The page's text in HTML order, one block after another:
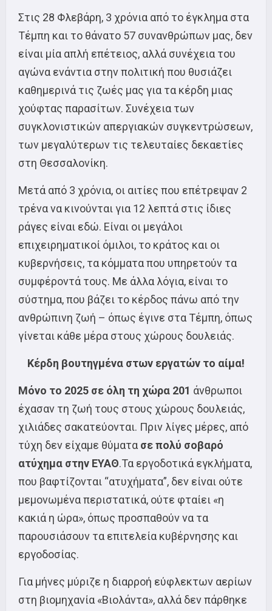
Στις 28 Φλεβάρη, 3 χρόνια από το έγκλημα στα
Τέμπη και το θάνατο 57 συνανθρώπων μας, δεν
είναι μία απλή επέτειος, αλλά συνέχεια του
αγώνα ενάντια στην πολιτική που θυσιάζει
καθημερινά τις ζωές μας για τα κέρδη μιας
χούφτας παρασίτων. Συνέχεια των
συγκλονιστικών απεργιακών συγκεντρώσεων,
των μεγαλύτερων τις τελευταίες δεκαετίες
στη Θεσσαλονίκη.
Μετά από 3 χρόνια, οι αιτίες που επέτρεψαν 2
τρένα να κινούνται για 12 λεπτά στις ίδιες
ράγες είναι εδώ. Είναι οι μεγάλοι
επιχειρηματικοί όμιλοι, το κράτος και οι
κυβερνήσεις, τα κόμματα που υπηρετούν τα
συμφέροντά τους. Με άλλα λόγια, είναι το
σύστημα, που βάζει το κέρδος πάνω από την
ανθρώπινη ζωή – όπως έγινε στα Τέμπη, όπως
γίνεται κάθε μέρα στους χώρους δουλειάς.
Κέρδη βουτηγμένα στων εργατών το αίμα!
Μόνο το 2025 σε όλη τη χώρα 201 άνθρωποι
έχασαν τη ζωή τους στους χώρους δουλειάς,
χιλιάδες σακατεύονται. Πριν λίγες μέρες, από
τύχη δεν είχαμε θύματα σε πολύ σοβαρό
ατύχημα στην ΕΥΑΘ.Τα εργοδοτικά εγκλήματα,
που βαφτίζονται “ατυχήματα”, δεν είναι ούτε
μεμονωμένα περιστατικά, ούτε φταίει «η
κακιά η ώρα», όπως προσπαθούν να τα
παρουσιάσουν τα επιτελεία κυβέρνησης και
εργοδοσίας.
Για μήνες μύριζε η διαρροή εύφλεκτων αερίων
στη βιομηχανία «Βιολάντα», αλλά δεν πάρθηκε